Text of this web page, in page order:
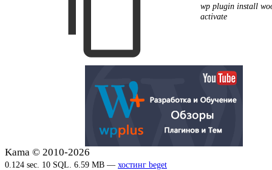
wp plugin install
activate
Kama © 2010-2026
0.124 sec. 10 SQL. 6.59 MB — хостинг beget